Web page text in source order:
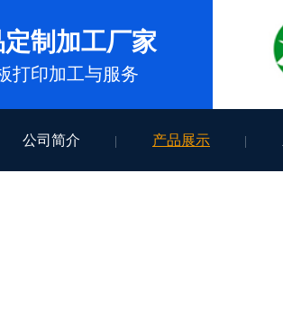
制加工厂家
打印加工与服务
公司简介 产品展示